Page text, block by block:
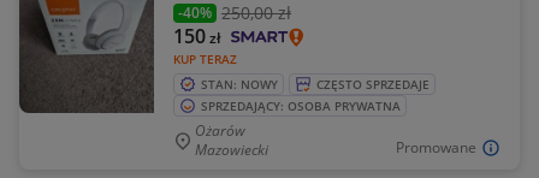
Promowane
-40% 250,00 zł
KUP TERAZ
150zł
STAN: NOWY
CZĘSTO SPRZEDAJE
SPRZEDAJĄCY: OSOBA PRYWATNA
Ożarów
Mazowiecki